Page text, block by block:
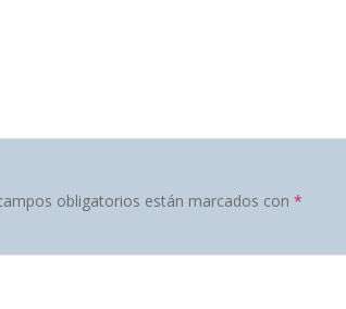
obligatorios están marcados con *